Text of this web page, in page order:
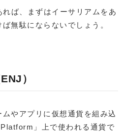
ば、まずはイーサリアムをあ
無駄にならないでしょう。
）
ムやアプリに仮想通貨を組み込
」上で使われる通貨で